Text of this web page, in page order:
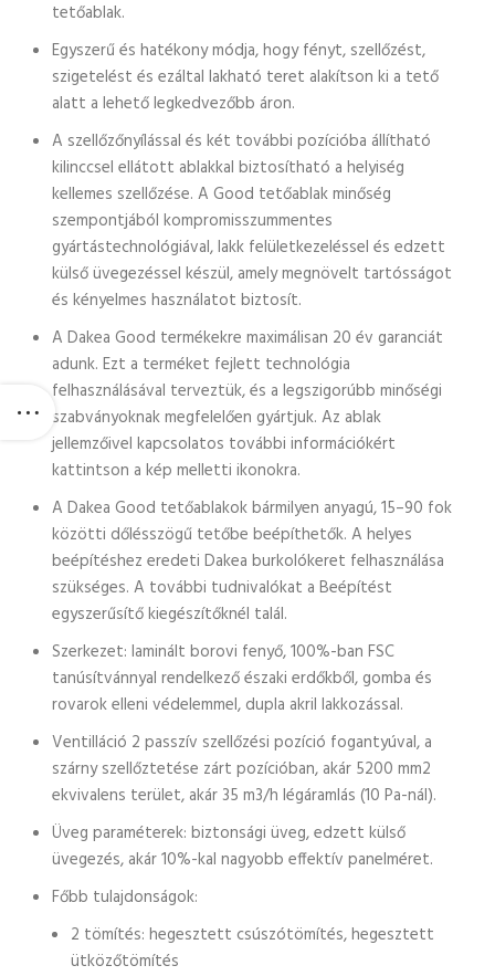
tetőablak.
Egyszerű és hatékony módja, hogy fényt, szellőzést,
szigetelést és ezáltal lakható teret alakítson ki a tető
alatt a lehető legkedvezőbb áron.
A szellőzőnyílással és két további pozícióba állítható
kilinccsel ellátott ablakkal biztosítható a helyiség
kellemes szellőzése. A Good tetőablak minőség
szempontjából kompromisszummentes
gyártástechnológiával, lakk felületkezeléssel és edzett
külső üvegezéssel készül, amely megnövelt tartósságot
és kényelmes használatot biztosít.
A Dakea Good termékekre maximálisan 20 év garanciát
adunk. Ezt a terméket fejlett technológia
felhasználásával terveztük, és a legszigorúbb minőségi
szabványoknak megfelelően gyártjuk. Az ablak
jellemzőivel kapcsolatos további információkért
kattintson a kép melletti ikonokra.
A Dakea Good tetőablakok bármilyen anyagú, 15–90 fok
közötti dőlésszögű tetőbe beépíthetők. A helyes
beépítéshez eredeti Dakea burkolókeret felhasználása
szükséges. A további tudnivalókat a Beépítést
egyszerűsítő kiegészítőknél talál.
Szerkezet: laminált borovi fenyő, 100%-ban FSC
tanúsítvánnyal rendelkező északi erdőkből, gomba és
rovarok elleni védelemmel, dupla akril lakkozással.
Ventilláció 2 passzív szellőzési pozíció fogantyúval, a
szárny szellőztetése zárt pozícióban, akár 5200 mm2
ekvivalens terület, akár 35 m3/h légáramlás (10 Pa-nál).
Üveg paraméterek: biztonsági üveg, edzett külső
üvegezés, akár 10%-kal nagyobb effektív panelméret.
Főbb tulajdonságok:
2 tömítés: hegesztett csúszótömítés, hegesztett
ütközőtömítés